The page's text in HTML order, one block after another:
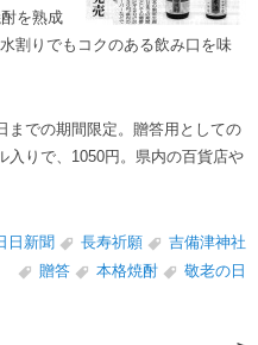
を熟成
割りでもコクのある飲み口を味
での期間限定。贈答用としての
入りで、1050円。県内の百貨店や
日新聞 長寿祈願
吉備津神社
贈答
本格焼酎 敬老の日